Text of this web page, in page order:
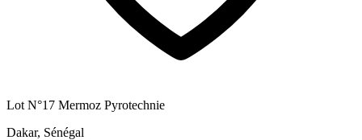
Lot N°17 Mermoz Pyrotechnie
Dakar, Sénégal